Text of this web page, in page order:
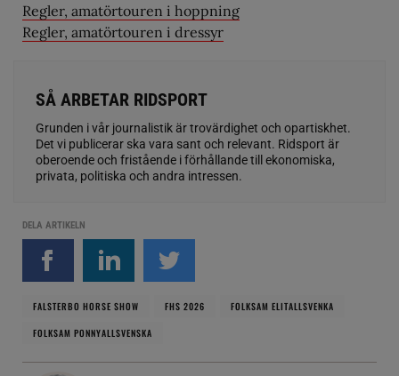
Regler, amatörtouren i hoppning
Regler, amatörtouren i dressyr
SÅ ARBETAR RIDSPORT
Grunden i vår journalistik är trovärdighet och opartiskhet.
Det vi publicerar ska vara sant och relevant. Ridsport är
oberoende och fristående i förhållande till ekonomiska,
privata, politiska och andra intressen.
DELA ARTIKELN
FALSTERBO HORSE SHOW FHS 2026
FOLKSAM ELITALLSVENKA
FOLKSAM PONNYALLSVENSKA